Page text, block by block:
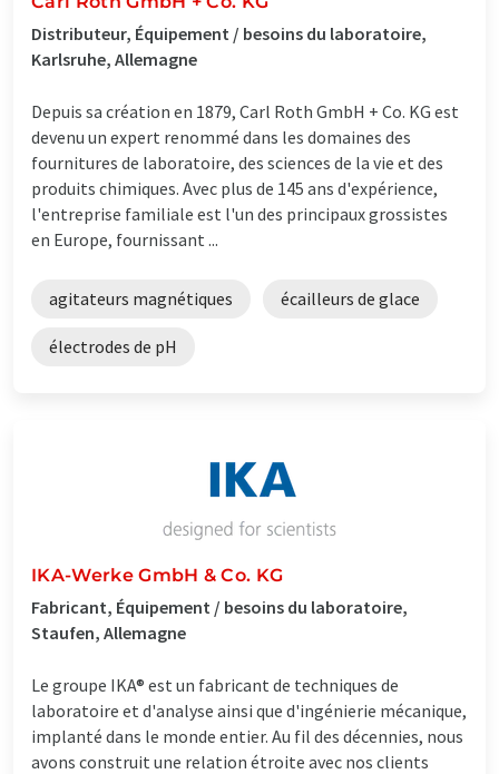
Distributeur, Équipement / besoins du laboratoire,
Karlsruhe, Allemagne
Depuis sa création en 1879, Carl Roth GmbH + Co. KG est
devenu un expert renommé dans les domaines des
fournitures de laboratoire, des sciences de la vie et des
produits chimiques. Avec plus de 145 ans d'expérience,
l'entreprise familiale est l'un des principaux grossistes
en Europe, fournissant ...
agitateurs magnétiques écailleurs de glace
électrodes de pH
IKA-Werke GmbH & Co. KG
Fabricant, Équipement / besoins du laboratoire,
Staufen, Allemagne
Le groupe IKA® est un fabricant de techniques de
laboratoire et d'analyse ainsi que d'ingénierie mécanique,
implanté dans le monde entier. Au fil des décennies, nous
avons construit une relation étroite avec nos clients